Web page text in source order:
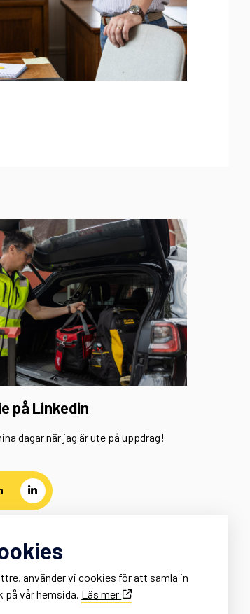
på Linkedin
dagar när jag är ute på uppdrag!
använder vi cookies för att samla in
vår hemsida. Läs mer